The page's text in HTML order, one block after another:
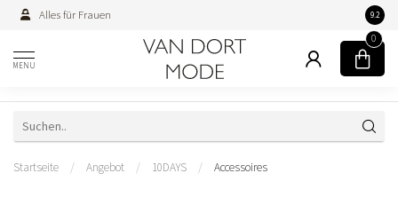
Alles für Frauen 9.2
MENU
0
Startseite / Angebot / 10DAYS / Accessoires